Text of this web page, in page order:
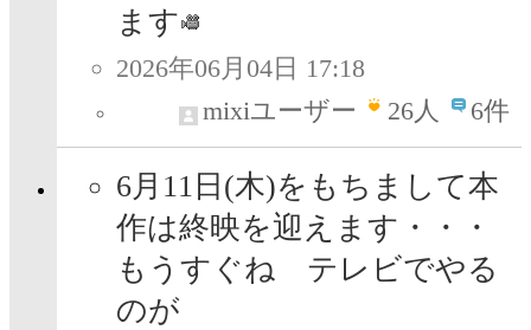
ます
2026年06月04日 17:18
mixiユーザー
26人 6件
6月11日(木)をもちまして本
作は終映を迎えます・・・
もうすぐね テレビでやる
のが